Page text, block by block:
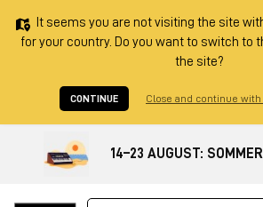
It seems you are not visiting the site
for your country. Do you want to switch to
the site?
CONTINUE Close and continue
14–23 AUGUST: